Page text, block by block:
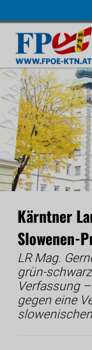
Navigation
überspringen
Kärntner
Slowenen-
LR Mag.
grün-
Verfassung
gegen eine